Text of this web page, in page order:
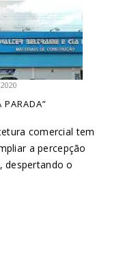
PARADA”
comercial tem
a percepção
despertando o